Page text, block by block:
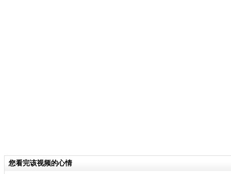
您看完该视频的心情